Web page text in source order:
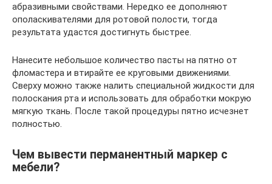
абразивными свойствами. Нередко ее дополняют
ополаскивателями для ротовой полости, тогда
результата удастся достигнуть быстрее.
Нанесите небольшое количество пасты на пятно от
фломастера и втирайте ее круговыми движениями.
Сверху можно также налить специальной жидкости для
полоскания рта и использовать для обработки мокрую
мягкую ткань. После такой процедуры пятно исчезнет
полностью.
Чем вывести перманентный маркер с
мебели?